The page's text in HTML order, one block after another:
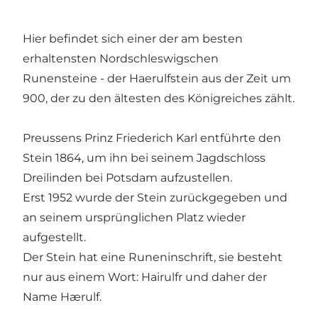
Hier befindet sich einer der am besten
erhaltensten Nordschleswigschen
Runensteine - der Haerulfstein aus der Zeit um
900, der zu den ältesten des Königreiches zählt.
Preussens Prinz Friederich Karl entführte den
Stein 1864, um ihn bei seinem Jagdschloss
Dreilinden bei Potsdam aufzustellen.
Erst 1952 wurde der Stein zurückgegeben und
an seinem ursprünglichen Platz wieder
aufgestellt.
Der Stein hat eine Runeninschrift, sie besteht
nur aus einem Wort: Hairulfr und daher der
Name Hærulf.